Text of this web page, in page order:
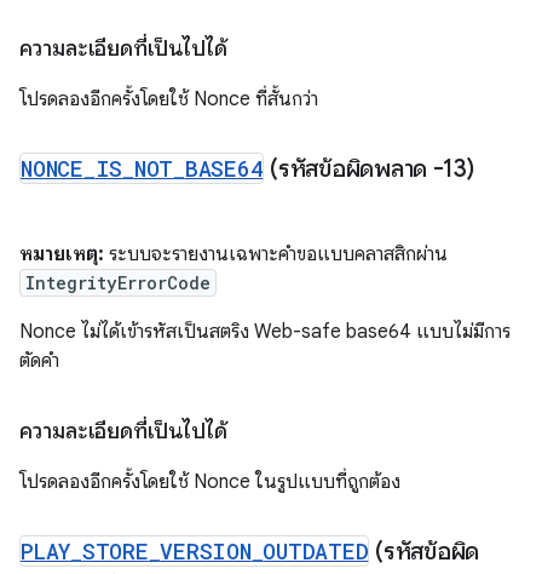
ความละเอียดที่เป็นไปได้
โปรดลองอีกครั้งโดยใช้ Nonce ที่สั้นกว่า
NONCE IS NOT BASE64 (รหัสข้อผิดพลาด -13)
หมายเหตุ: ระบบจะรายงานเฉพาะคำขอแบบคลาสสิกผ่าน
IntegrityErrorCode
Nonce ไม่ได้เข้ารหัสเป็นสตริง Web-safe base64 แบบไม่มีการ
ตัดคำ
ความละเอียดที่เป็นไปได้
โปรดลองอีกครั้งโดยใช้ Nonce ในรูปแบบที่ถูกต้อง
PLAY STORE _VERSION OUTDATED (รหัสข้อผิด